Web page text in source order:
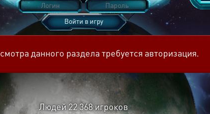
Войти в игру
данного раздела требуется авторизация.
Людей 22 368игроков